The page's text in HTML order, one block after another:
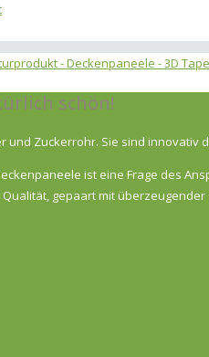
schön!
und Zuckerrohr. Sie sind
ist eine Frage des
gepaart mit